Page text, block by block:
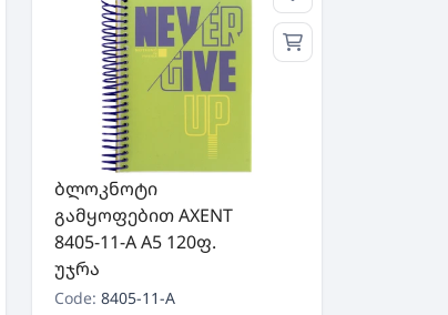
ბლოკნოტი
გამყოფებით AXENT
8405-11-A A5 120ფ.
უჯრა
Code: 8405-11-A